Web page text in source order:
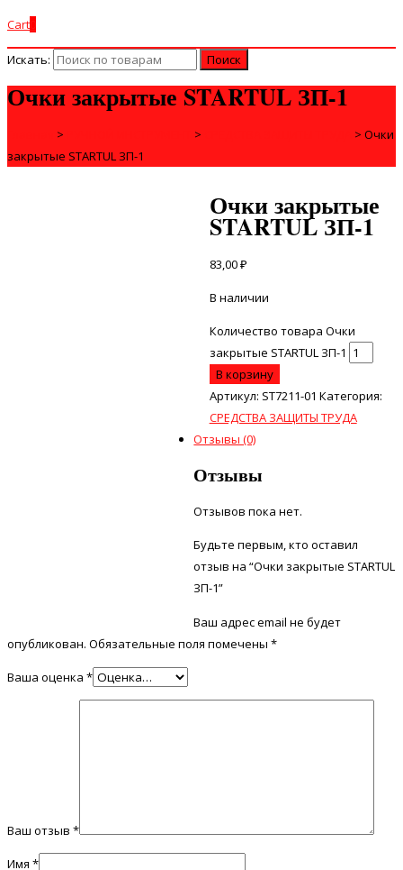
Cart
Искать:
Очки закрытые STARTUL ЗП-1
> > > Очки
закрытые STARTUL ЗП-1
Очки закрытые
STARTUL ЗП-1
83,00₽
В наличии
Количество товара Очки
закрытые STARTUL ЗП-1
В корзину
Артикул: ST7211-01 Категория:
СРЕДСТВА ЗАЩИТЫ ТРУДА
Отзывы (0)
Отзывы
Отзывов пока нет.
Будьте первым, кто оставил
отзыв на “Очки закрытые STARTUL
ЗП-1”
Ваш адрес email не будет
опубликован. Обязательные поля помечены *
Ваша оценка *
Ваш отзыв *
Имя *